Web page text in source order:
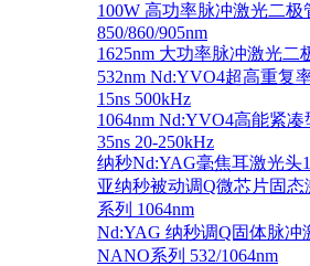
100W 高功率脉冲激光二极
850/860/905nm
1625nm 大功率脉冲激光二
532nm Nd:YVO4超高重复
15ns 500kHz
1064nm Nd:YVO4高能紧凑
35ns 20-250kHz
纳秒Nd:YAG毫焦耳激光头
亚纳秒被动调Q微芯片固
系列 1064nm
Nd:YAG 纳秒调Q固体脉冲
NANO系列 532/1064nm